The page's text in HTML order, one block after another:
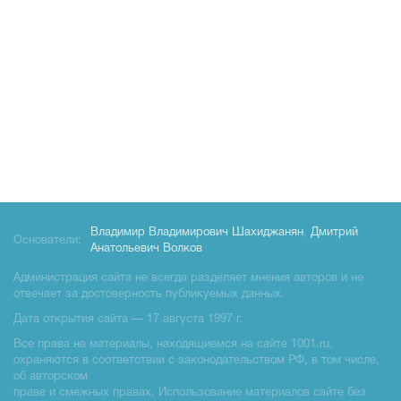
Основатели:
Владимир Владимирович Шахиджанян, Дмитрий
Анатольевич Волков
Администрация сайта не всегда разделяет мнения авторов и не
отвечает за достоверность публикуемых данных.
Дата открытия сайта — 17 августа 1997 г.
Все права на материалы, находящиемся на сайте 1001.ru,
охраняются в соответствии с законодательством РФ, в том числе,
об авторском
праве и смежных правах. Использование материалов сайте без